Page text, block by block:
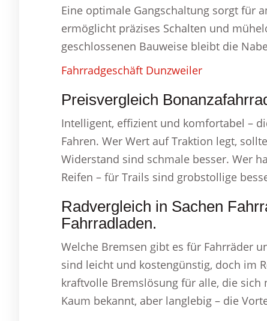
Eine optimale Gangschaltung sorgt für
ermöglicht präzises Schalten und
geschlossenen Bauweise bleibt die
Fahrradgeschäft Dunzweiler
Preisvergleich
Intelligent, effizient und komfortabel –
Fahren. Wer Wert auf Traktion legt,
Widerstand sind schmale besser. Wer
Reifen – für Trails sind grobstollige
Radvergleich in Sachen
Fahrradladen.
Welche Bremsen gibt es für Fahrräder
sind leicht und kostengünstig, doch im
kraftvolle Bremslösung für alle, die
Kaum bekannt, aber langlebig – die